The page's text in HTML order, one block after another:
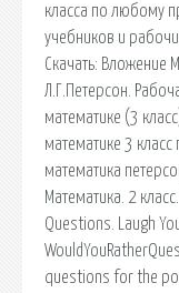
класса по любому
учебников и
Скачать: Вложение
Л.Г.Петерсон.
математике (3
математике 3 класс
математика
Математика. 2
Questions. Laugh
questions for the